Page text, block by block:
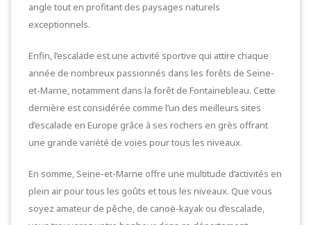
angle tout en profitant des paysages naturels
exceptionnels.
Enfin, l’escalade est une activité sportive qui attire chaque
année de nombreux passionnés dans les forêts de Seine-
et-Marne, notamment dans la forêt de Fontainebleau. Cette
dernière est considérée comme l’un des meilleurs sites
d’escalade en Europe grâce à ses rochers en grès offrant
une grande variété de voies pour tous les niveaux.
En somme, Seine-et-Marne offre une multitude d’activités en
plein air pour tous les goûts et tous les niveaux. Que vous
soyez amateur de pêche, de canoë-kayak ou d’escalade,